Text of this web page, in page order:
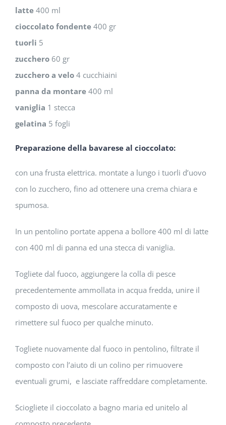
latte 400 ml
cioccolato fondente 400 gr
tuorli 5
zucchero 60 gr
zucchero a velo 4 cucchiaini
panna da montare 400 ml
vaniglia 1 stecca
gelatina 5 fogli
Preparazione della bavarese al cioccolato:
con una frusta elettrica. montate a lungo i tuorli d’uovo
con lo zucchero, fino ad ottenere una crema chiara e
spumosa.
In un pentolino portate appena a bollore 400 ml di latte
con 400 ml di panna ed una stecca di vaniglia.
Togliete dal fuoco, aggiungere la colla di pesce
precedentemente ammollata in acqua fredda, unire il
composto di uova, mescolare accuratamente e
rimettere sul fuoco per qualche minuto.
Togliete nuovamente dal fuoco in pentolino, filtrate il
composto con l’aiuto di un colino per rimuovere
eventuali grumi, e lasciate raffreddare completamente.
Sciogliete il cioccolato a bagno maria ed unitelo al